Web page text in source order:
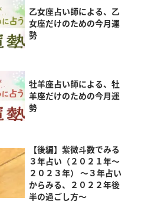
乙女座占い師による、乙
女座だけのための今月運
勢
牡羊座占い師による、牡
羊座だけのための今月運
勢
【後編】紫微斗数でみる
３年占い（２０２１年～
２０２３年） ～３年占い
からみる、２０２２年後
半の過ごし方～